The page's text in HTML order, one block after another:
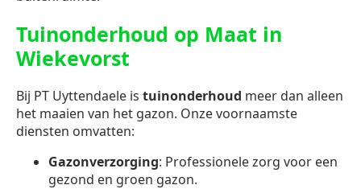
Tuinonderhoud op Maat in
Wiekevorst
Bij PT Uyttendaele is tuinonderhoud meer dan alleen
het maaien van het gazon. Onze voornaamste
diensten omvatten:
Gazonverzorging: Professionele zorg voor een
gezond en groen gazon.